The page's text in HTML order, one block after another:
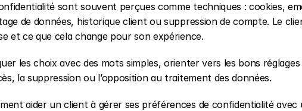
sont souvent perçues comme techniques : cookies,
de données, historique client ou suppression de compte. Le
et ce que cela change pour son expérience.
les choix avec des mots simples, orienter vers les bons
la suppression ou l’opposition au traitement des données.
aider un client à gérer ses préférences de confidentialité